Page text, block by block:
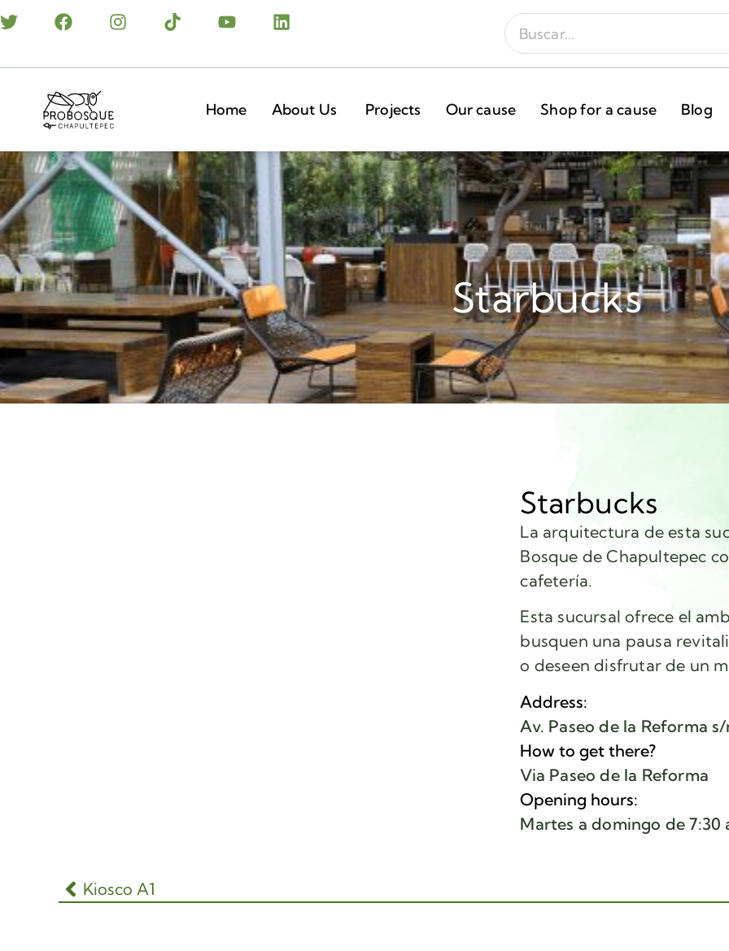
Home About Us Projects Our cause Shop for a cause Blog
Starbucks
Starbucks
La arquitectura de esta
Bosque de Chapultepec
cafetería.
Esta sucursal ofrece el
busquen una pausa
o deseen disfrutar de un
Address:
Av. Paseo de la Reforma
How to get there?
Via Paseo de la Reforma
Opening hours:
Martes a domingo de 7:30
Kiosco A1